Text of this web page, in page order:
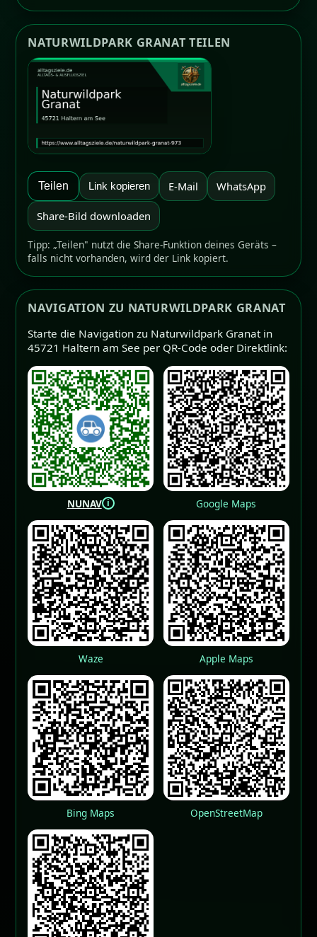
NATURWILDPARK GRANAT TEILEN
Teilen Link kopieren E-Mail WhatsApp
Share-Bild downloaden
Tipp: „Teilen" nutzt die Share-Funktion deines Geräts –
falls nicht vorhanden, wird der Link kopiert.
NAVIGATION ZU NATURWILDPARK GRANAT
Starte die Navigation zu Naturwildpark Granat in
45721 Haltern am See per QR-Code oder Direktlink:
NUNAV i Google Maps
Waze Apple Maps
Bing Maps OpenStreetMap